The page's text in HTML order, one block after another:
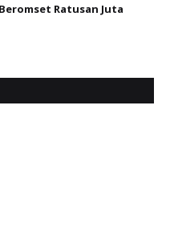
Ratusan Juta